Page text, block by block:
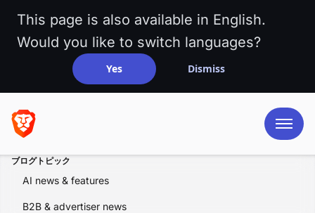
This page is also available in English.
Would you like to switch languages?
Yes Dismiss
ブログトピック
AI news & features
B2B & advertiser news